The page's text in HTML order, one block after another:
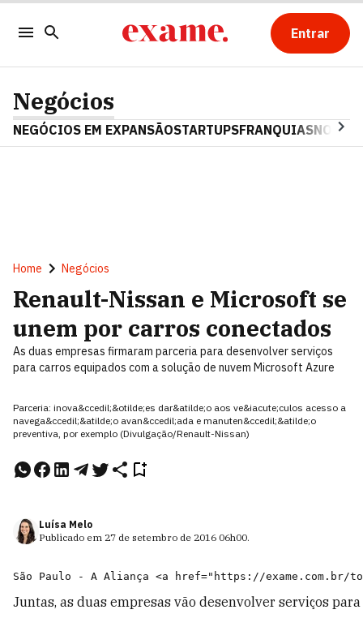
Entrar
Negócios
NEGÓCIOS EM EXPANSÃOSTARTUPSFRANQUIAS
Home Negócios
Renault-Nissan e Microsoft se
unem por carros conectados
As duas empresas firmaram parceria para desenvolver serviços
para carros equipados com a solução de nuvem Microsoft Azure
Parceria: inova&ccedil;&otilde;es dar&atilde;o aos ve&iacute;culos acesso a
navega&ccedil;&atilde;o avan&ccedil;ada e manuten&ccedil;&atilde;o
preventiva, por exemplo (Divulgação/Renault-Nissan)
Luísa Melo
Publicado em 27 de setembro de 2016 06h00.
Juntas, as duas empresas vão desenvolver serviços